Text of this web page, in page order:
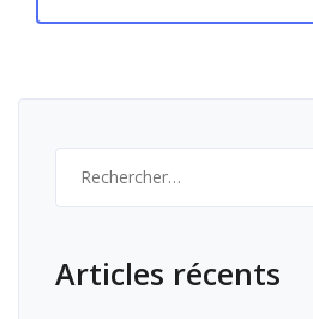
Articles récents